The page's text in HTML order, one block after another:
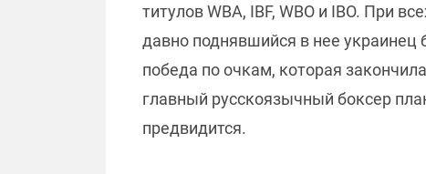
титулов WBA, IBF, WBO и IBO. При
давно поднявшийся в нее украинец
победа по очкам, которая
главный русскоязычный боксер
предвидится.